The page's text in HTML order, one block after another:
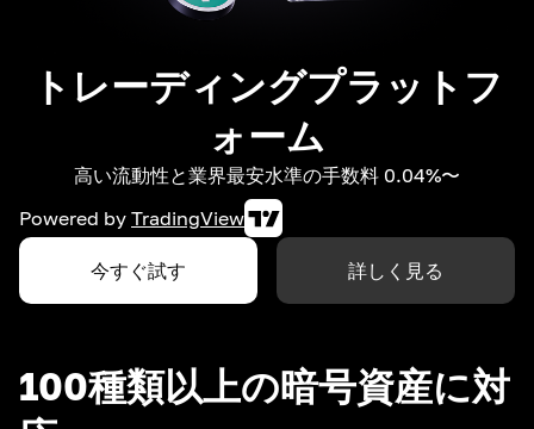
トレーディングプラットフ
ォーム
高い流動性と業界最安水準の手数料 0.04%〜
Powered by TradingView
今すぐ試す 詳しく見る
100種類以上の暗号資産に対